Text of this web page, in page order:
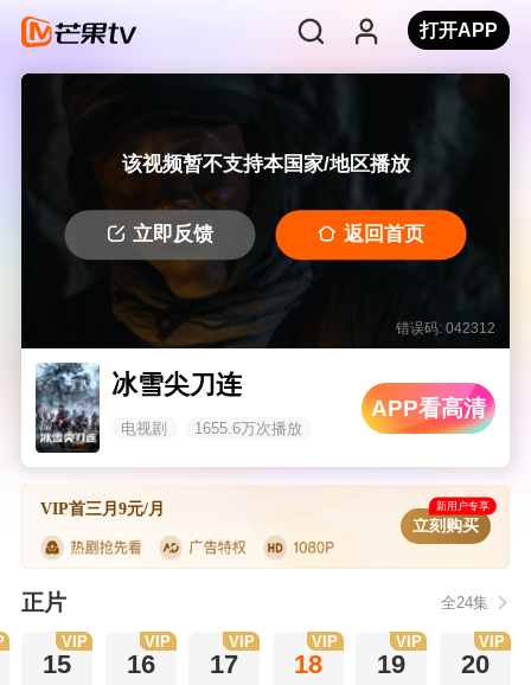
打开APP
该视频暂不支持本国家/地区播放
立即反馈 返回首页
错误码: 042312
冰雪尖刀连
电视剧 1655.6万次播放
APP看高清
VIP首三月9元/月 新用户专享
立刻购买
正片 全24集
15
VIP
16
VIP
17
VIP
18
VIP
19
VIP
20
VIP